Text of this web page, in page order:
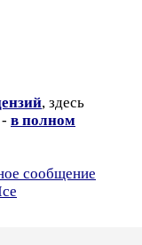
, здесь
в полном
сообщение